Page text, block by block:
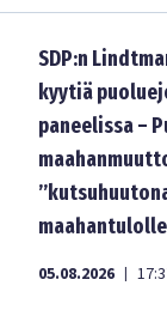
SDP:n
kyytiä
paneelissa –
maahantulolle
05.08.2026 |